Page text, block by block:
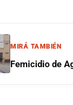
MIRÁ TAMBIÉN
Femicidio de